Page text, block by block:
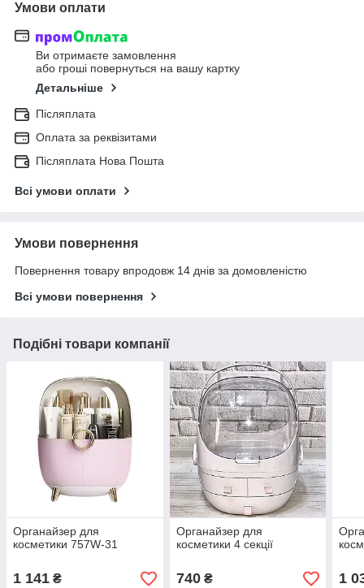
Умови оплати
Ви отримаєте замовлення
або гроші повернуться на вашу картку
Детальніше
Післяплата
Оплата за реквізитами
Післяплата Нова Пошта
Всі умови оплати
Умови повернення
Повернення товару впродовж 14 днів за домовленістю
Всі умови повернення
Подібні товари компанії
Органайзер для
косметики 757W-31
1 141 ₴
Органайзер для
косметики 4 секції
740₴ 1